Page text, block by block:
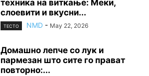
техника на виткање: Меки,
слоевити и вкусни...
ТЕСТО NMD - May 22, 2026
Домашно лепче со лук и
пармезан што сите го прават
повторно:...